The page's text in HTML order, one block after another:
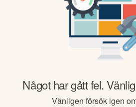
Något har gått fel.
Vänligen försök igen